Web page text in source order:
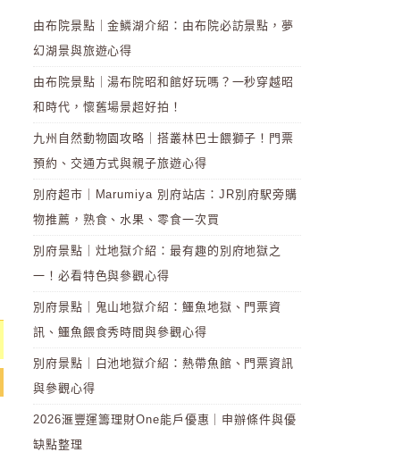
由布院景點｜金鱗湖介紹：由布院必訪景點，夢
幻湖景與旅遊心得
由布院景點｜湯布院昭和館好玩嗎？一秒穿越昭
和時代，懷舊場景超好拍！
九州自然動物園攻略｜搭叢林巴士餵獅子！門票
預約、交通方式與親子旅遊心得
別府超市｜Marumiya 別府站店：JR別府駅旁購
物推薦，熟食、水果、零食一次買
別府景點｜灶地獄介紹：最有趣的別府地獄之
一！必看特色與參觀心得
別府景點｜鬼山地獄介紹：鱷魚地獄、門票資
訊、鱷魚餵食秀時間與參觀心得
別府景點｜白池地獄介紹：熱帶魚館、門票資訊
與參觀心得
2026滙豐運籌理財One能戶優惠｜申辦條件與優
缺點整理